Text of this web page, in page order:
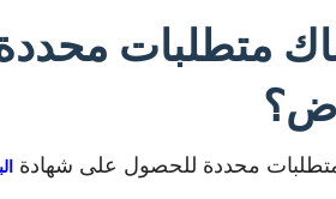
متطلبات
محددة للحصول على شهادة